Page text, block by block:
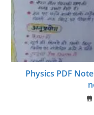
Physics PDF